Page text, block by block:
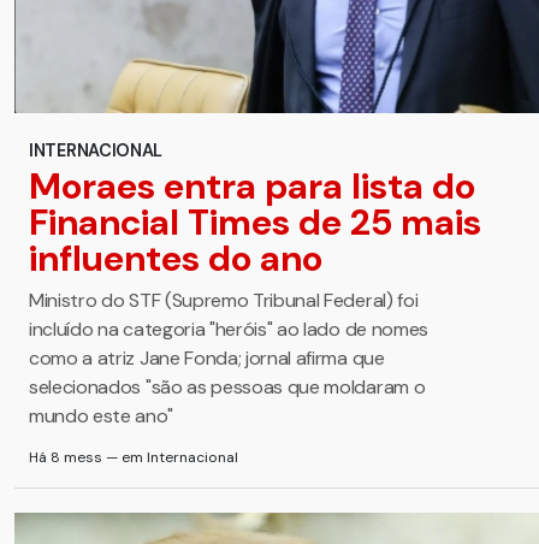
INTERNACIONAL
Moraes entra para lista do
Financial Times de 25 mais
influentes do ano
Ministro do STF (Supremo Tribunal Federal) foi
incluído na categoria "heróis" ao lado de nomes
como a atriz Jane Fonda; jornal afirma que
selecionados "são as pessoas que moldaram o
mundo este ano"
Há 8 mess — em Internacional